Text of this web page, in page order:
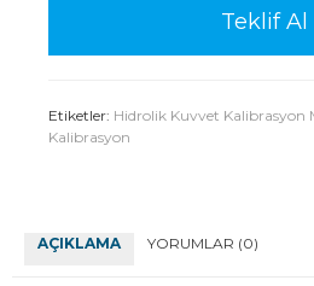
Teklif Al
Etiketler: Hidrolik Kuvvet Kalibrasyon
Kalibrasyon
AÇIKLAMA YORUMLAR (0)